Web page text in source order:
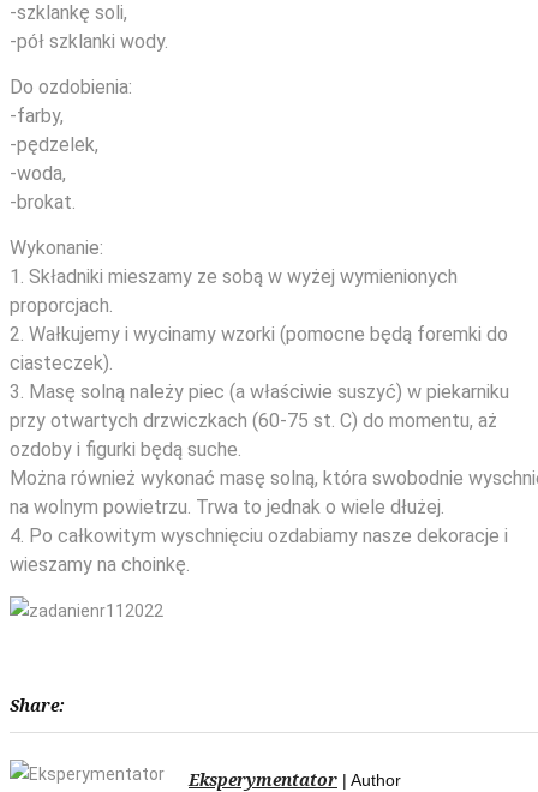
-szklankę soli,
-pół szklanki wody.
Do ozdobienia:
-farby,
-pędzelek,
-woda,
-brokat.
Wykonanie:
1. Składniki mieszamy ze sobą w wyżej wymienionych
proporcjach.
2. Wałkujemy i wycinamy wzorki (pomocne będą foremki do
ciasteczek).
3. Masę solną należy piec (a właściwie suszyć) w piekarniku
przy otwartych drzwiczkach (60-75 st. C) do momentu, aż
ozdoby i figurki będą suche.
Można również wykonać masę solną, która swobodnie
na wolnym powietrzu. Trwa to jednak o wiele dłużej.
4. Po całkowitym wyschnięciu ozdabiamy nasze dekoracje i
wieszamy na choinkę.
Share:
Eksperymentator | Author